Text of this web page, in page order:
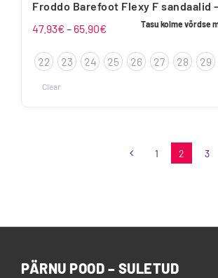
Froddo Barefoot Flexy F sandaalid
47.93€ – 65.90€ Hinnavahemik:
kuni
Tasu kolme võrdse
22 23 24 25 26 27 28 29
Clear
1 2 3
PÄRNU POOD – SULETUD